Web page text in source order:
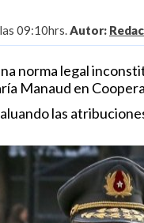
09:10hrs.Autor:
norma legal
Manaud en
las